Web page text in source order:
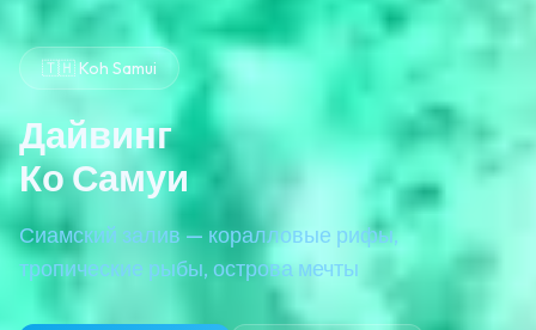
🇹🇭 Koh Samui
Дайвинг
Ко Самуи
Сиамский залив — коралловые рифы,
тропические рыбы, острова мечты